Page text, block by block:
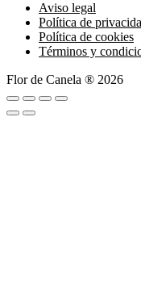
Aviso legal
Política de
Política de cookies
Términos y
Flor de Canela ® 2026